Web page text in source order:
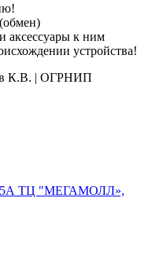
аксессуары к ним
устройства!
К.В. | ОГРНИП
ТЦ "МЕГАМОЛЛ»,